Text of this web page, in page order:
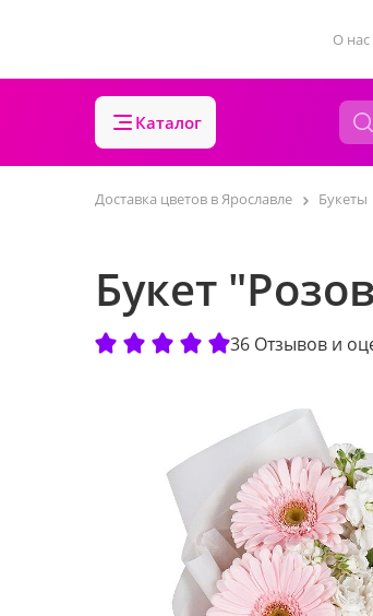
О нас
Каталог
Доставка цветов в Ярославле Букеты
Букет
36 Отзывов и